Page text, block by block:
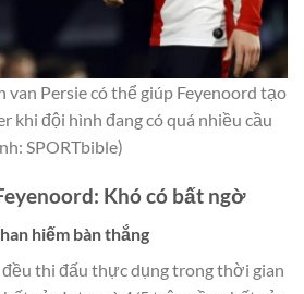
van Persie có thể giúp Feyenoord tạo
khi đội hình đang có quá nhiều cầu
SPORTbible)
Khó có bất ngờ
hiếm bàn thắng
thi đấu thực dụng trong thời gian